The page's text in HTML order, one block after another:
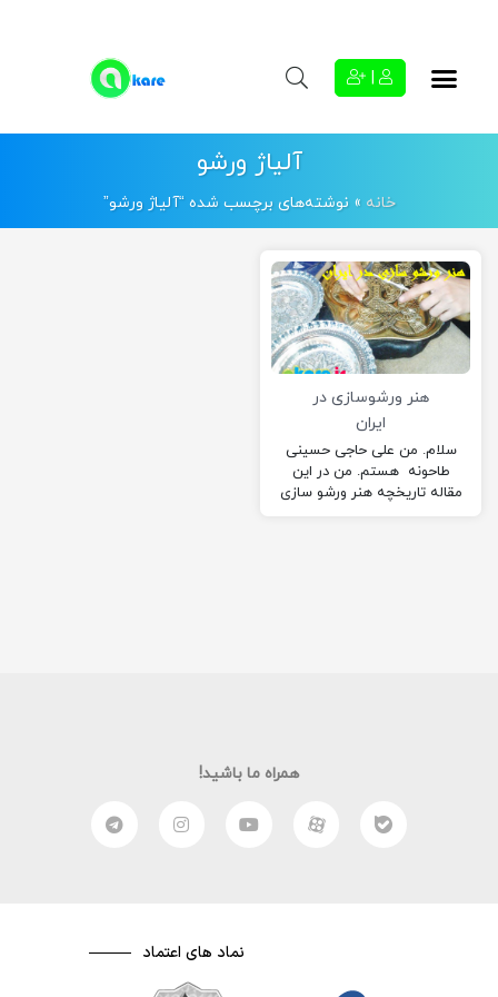
آلیاژ ورشو
خانه » نوشته‌های برچسب شده “آلیاژ ورشو”
هنر ورشوسازی در
ایران
سلام. من علی حاجی حسینی
طاحونه هستم. من در این
مقاله تاریخچه هنر ورشو سازی
همراه ما باشید!
نماد های اعتماد